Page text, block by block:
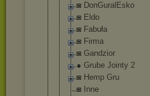
◙ DonGuralEsko
◙ Eldo
◙ Fabuła
◙ Firma
◙ Gandzior
● Grube Jointy 2
◙ Hemp Gru
◙ Inne